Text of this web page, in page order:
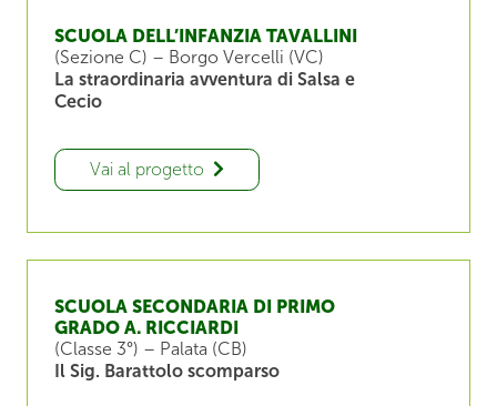
SCUOLA DELL’INFANZIA TAVALLINI
(Sezione C) – Borgo Vercelli (VC)
La straordinaria avventura di Salsa e
Cecio
Vai al progetto
SCUOLA SECONDARIA DI PRIMO
GRADO A. RICCIARDI
(Classe 3°) – Palata (CB)
Il Sig. Barattolo scomparso